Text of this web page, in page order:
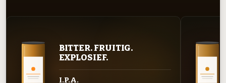
BITTER. FRUITIG.
EXPLOSIEF.
I.P.A.